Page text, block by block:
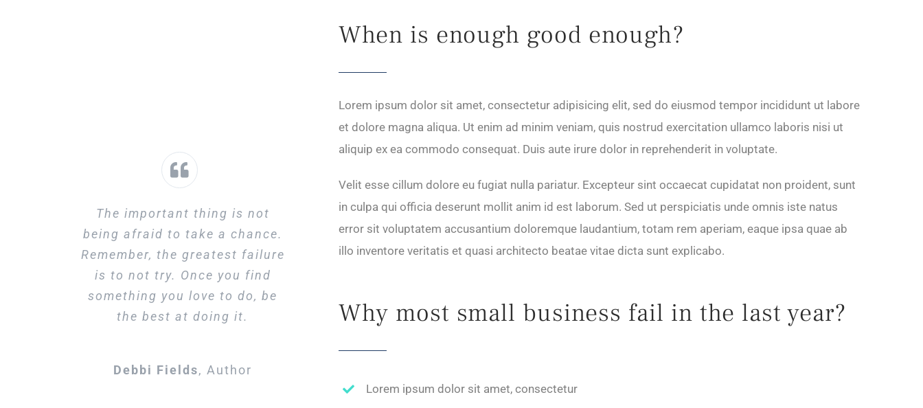
The important thing is not
being afraid to take a chance.
Remember, the greatest failure
is to not try. Once you find
something you love to do, be
the best at doing it.
Debbi Fields, Author
When is enough good enough?
Lorem ipsum dolor sit amet, consectetur adipisicing elit, sed do eiusmod tempor incididunt ut labore
et dolore magna aliqua. Ut enim ad minim veniam, quis nostrud exercitation ullamco laboris nisi ut
aliquip ex ea commodo consequat. Duis aute irure dolor in reprehenderit in voluptate.
Velit esse cillum dolore eu fugiat nulla pariatur. Excepteur sint occaecat cupidatat non proident, sunt
in culpa qui officia deserunt mollit anim id est laborum. Sed ut perspiciatis unde omnis iste natus
error sit voluptatem accusantium doloremque laudantium, totam rem aperiam, eaque ipsa quae ab
illo inventore veritatis et quasi architecto beatae vitae dicta sunt explicabo.
Why most small business fail in the last year?
Lorem ipsum dolor sit amet, consectetur